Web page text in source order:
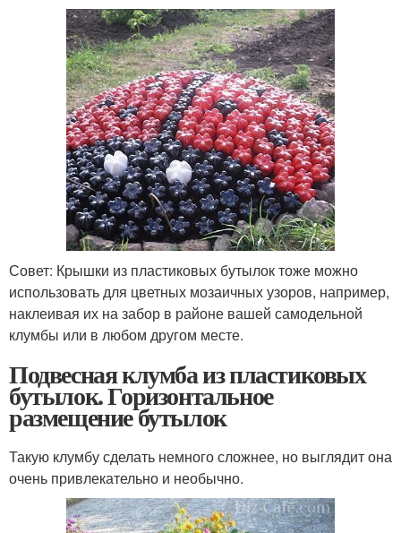
Совет: Крышки из пластиковых бутылок тоже можно
использовать для цветных мозаичных узоров, например,
наклеивая их на забор в районе вашей самодельной
клумбы или в любом другом месте.
Подвесная клумба из пластиковых
бутылок. Горизонтальное
размещение бутылок
Такую клумбу сделать немного сложнее, но выглядит она
очень привлекательно и необычно.